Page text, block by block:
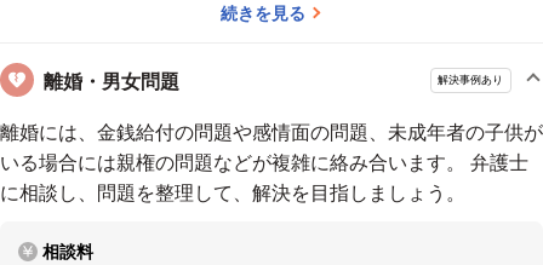
続きを見る
離婚・男女問題 解決事例あり
離婚には、金銭給付の問題や感情面の問題、未成年者の子供が
いる場合には親権の問題などが複雑に絡み合います。 弁護士
に相談し、問題を整理して、解決を目指しましょう。
相談料